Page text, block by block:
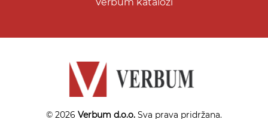
© 2026 Verbum d.o.o. Sva prava pridržana.